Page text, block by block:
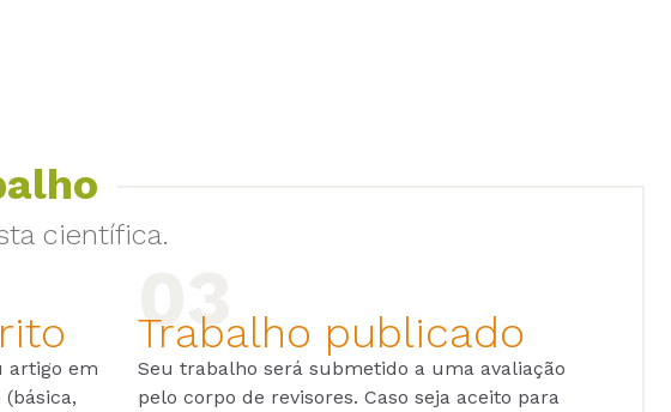
científica.
artigo em
(básica,
Trabalho publicado
Seu trabalho será submetido a uma avaliação
pelo corpo de revisores. Caso seja aceito para